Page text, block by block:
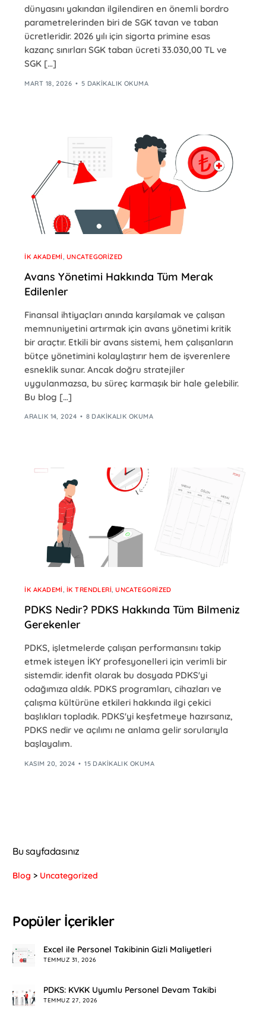
dünyasını yakından ilgilendiren en önemli bordro
parametrelerinden biri de SGK tavan ve taban
ücretleridir. 2026 yılı için sigorta primine esas
kazanç sınırları SGK taban ücreti 33.030,00 TL ve
SGK […]
MART 18, 2026 5 DAKIKALIK OKUMA
İK AKADEMI UNCATEGORIZED
Avans Yönetimi Hakkında Tüm Merak
Edilenler
Finansal ihtiyaçları anında karşılamak ve çalışan
memnuniyetini artırmak için avans yönetimi kritik
bir araçtır. Etkili bir avans sistemi, hem çalışanların
bütçe yönetimini kolaylaştırır hem de işverenlere
esneklik sunar. Ancak doğru stratejiler
uygulanmazsa, bu süreç karmaşık bir hale gelebilir.
Bu blog […]
ARALIK 14, 2024 8 DAKIKALIK OKUMA
İK AKADEMI, İK TRENDLERI,UNCATEGORIZED
PDKS Nedir? PDKS Hakkında Tüm Bilmeniz
Gerekenler
PDKS, işletmelerde çalışan performansını takip
etmek isteyen İKY profesyonelleri için verimli bir
sistemdir. idenfit olarak bu dosyada PDKS'yi
odağımıza aldık. PDKS programları, cihazları ve
çalışma kültürüne etkileri hakkında ilgi çekici
başlıkları topladık. PDKS'yi keşfetmeye hazırsanız,
PDKS nedir ve açılımı ne anlama gelir sorularıyla
başlayalım.
KASIM 20, 2024 15 DAKIKALIK OKUMA
Bu sayfadasınız
Blog > Uncategorized
Popüler İçerikler
Excel ile Personel Takibinin Gizli Maliyetleri
TEMMUZ 31, 2026
PDKS: KVKK Uyumlu Personel Devam Takibi
TEMMUZ 27, 2026